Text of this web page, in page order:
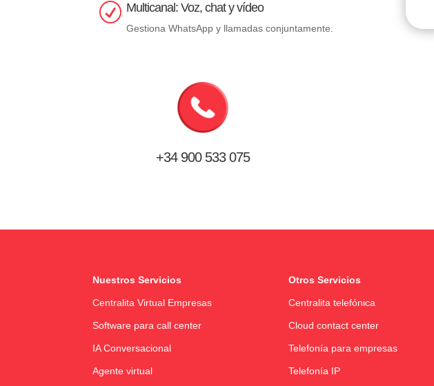
R Multicanal: Voz, chat y vídeo
Gestiona WhatsApp y llamadas conjuntamente.
+34 900 533 075
Nuestros Servicios
Centralita Virtual Empresas
Software para call center
IA Conversacional
Agente virtual
Otros Servicios
Centralita telefónica
Cloud contact center
Telefonía para empresas
Telefonía IP